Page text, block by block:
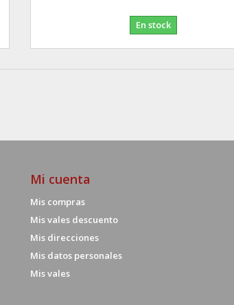
En stock
Mi cuenta
Mis compras
Mis vales descuento
Mis direcciones
Mis datos personales
Mis vales